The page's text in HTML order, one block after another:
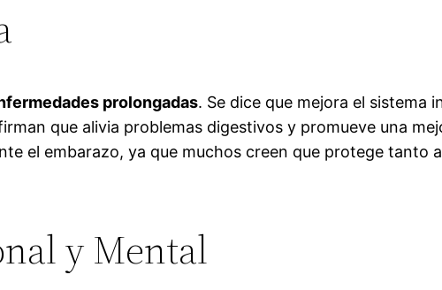
prolongadas. Se dice que mejora el sistema
que alivia problemas digestivos y promueve una
el embarazo, ya que muchos creen que protege tanto
y Mental